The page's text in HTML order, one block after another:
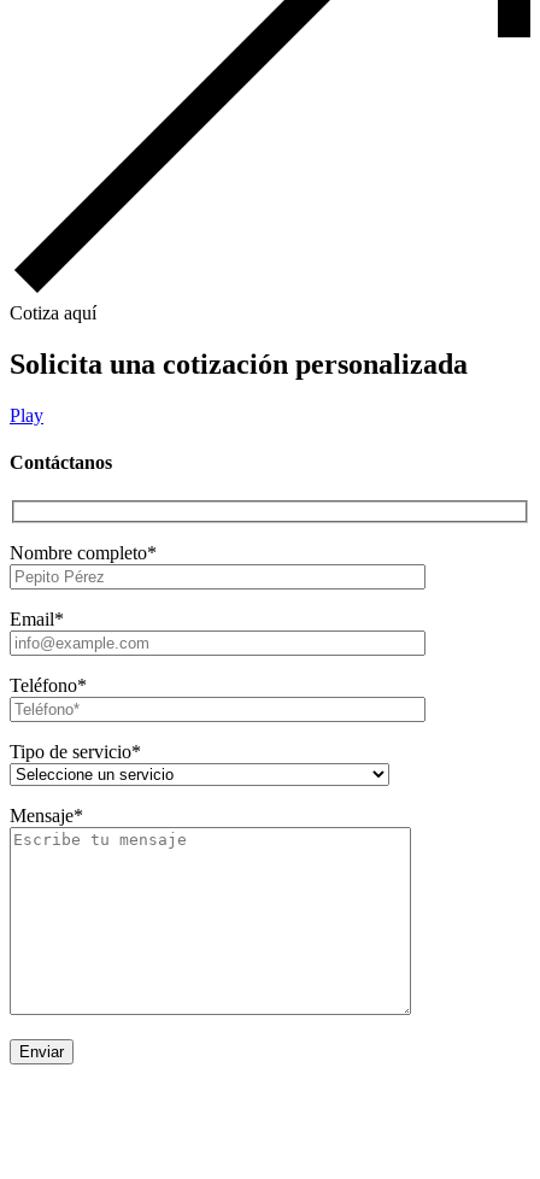
Cotiza aquí
Solicita una cotización personalizada
Play
Contáctanos
Nombre completo*
Email*
Teléfono*
Tipo de servicio*
Mensaje*